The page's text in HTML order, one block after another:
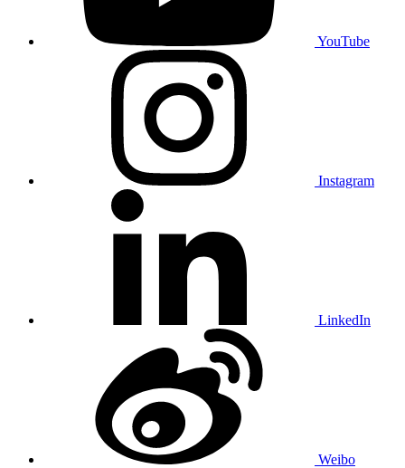
YouTube
Instagram
LinkedIn
Weibo